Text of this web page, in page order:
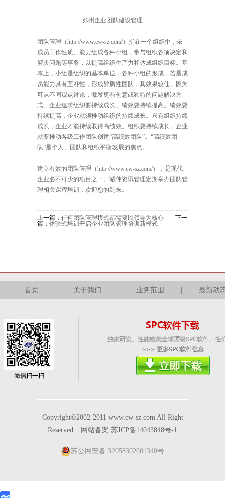
苏州企业团队建设管理
团队管理 （http://www.cw-sz.com/）指在一个组织中，依
成员工作性质、能力组成各种小组，参与组织各项决定和
解决问题等事务，以提高组织生产力和达成组织目标。基
本上，小组是组织的基本单位，各种小组的形成，若是成
员能力具有互补性，形成异质性团队，其效果较佳，因为
可从不同观点讨论，激发更有创意或独特的问题解决方
式。企业追求组织要持续成长、绩效要持续提高。绩效要
持续提高，企业就须推动组织的持续成长。只有组织持续
成长，企业才能持续取得高绩效。组织要持续成长，企业
就要推动各级工作团队创建“高绩效团队”。“高绩效团
队”是个人、团队和组织平衡发展的焦点。
建立有效的团队管理 （http://www.cw-sz.com/），是现代
企业必不可少的项目之一。诚伟资讯管理定期举办团队管
理相关课程培训，欢迎您的到来。
上一篇： 任何团队管理模式都需要以领导为核心
下一
篇： 体验式培训开启企业团队管理培训新模式
首页 关于我们 业务范围 最新动
Copyright©2002-2011 www.cw-sz.com All Right
Reserved. | 网站备案:苏ICP备14043848号-1
苏公网安备 32058302001340号